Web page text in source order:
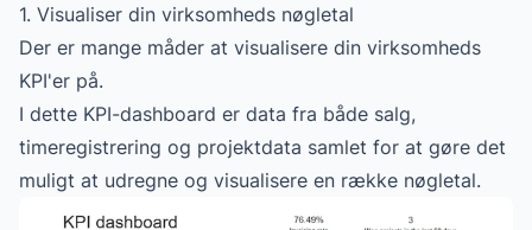
1. Visualiser din virksomheds nøgletal
Der er mange måder at visualisere din virksomheds
KPI'er på.
I dette KPI-dashboard er data fra både salg,
timeregistrering og projektdata samlet for at gøre det
muligt at udregne og visualisere en række nøgletal.